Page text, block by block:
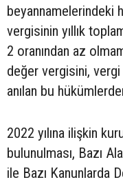
beyannamelerindeki
vergisinin yıllık
2 oranından az
değer vergisini, vergi
anılan bu
2022 yılına ilişkin
bulunulması, Bazı
ile Bazı Kanunlarda